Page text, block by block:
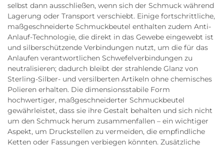
selbst dann ausschließen, wenn sich der Schmuck während
Lagerung oder Transport verschiebt. Einige fortschrittliche,
maßgeschneiderte Schmuckbeutel enthalten zudem Anti-
Anlauf-Technologie, die direkt in das Gewebe eingewebt ist
und silberschützende Verbindungen nutzt, um die für das
Anlaufen verantwortlichen Schwefelverbindungen zu
neutralisieren; dadurch bleibt der strahlende Glanz von
Sterling-Silber- und versilberten Artikeln ohne chemisches
Polieren erhalten. Die dimensionsstabile Form
hochwertiger, maßgeschneiderter Schmuckbeutel
gewährleistet, dass sie ihre Gestalt behalten und sich nicht
um den Schmuck herum zusammenfallen – ein wichtiger
Aspekt, um Druckstellen zu vermeiden, die empfindliche
Ketten oder Fassungen verbiegen könnten. Zusätzliche